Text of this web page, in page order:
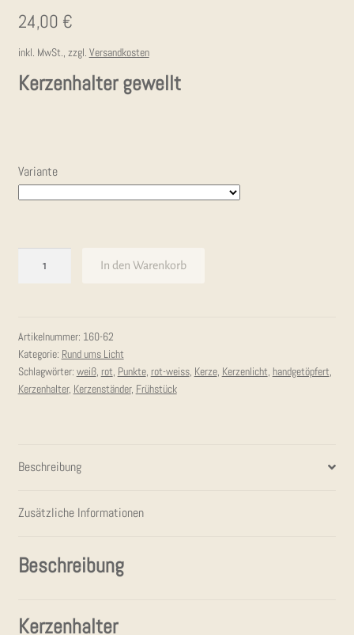
24,00 €
inkl. MwSt., zzgl. Versandkosten
Kerzenhalter gewellt
Variante
In den Warenkorb
Artikelnummer: 160-62
Kategorie: Rund ums Licht
Schlagwörter: weiß, rot, Punkte, rot-weiss, Kerze, Kerzenlicht, handgetöpfert,
Kerzenhalter, Kerzenständer, Frühstück
Beschreibung
Zusätzliche Informationen
Beschreibung
Ker­zen­hal­ter